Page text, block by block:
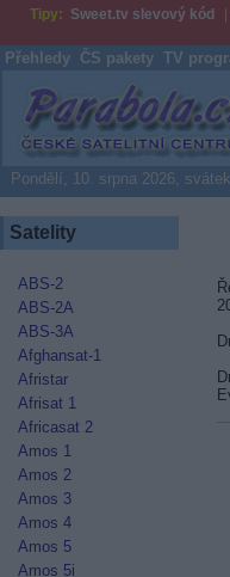
Tipy: Sweet.tv slevový kód
Přehledy ČS pakety TV
Parabola.cz
Pondělí, 10. srpna 2026,
Satelity
ABS-2
ABS-2A
ABS-3A
Afghansat-1
Afristar
Afrisat 1
Africasat 2
Amos 1
Amos 2
Amos 3
Amos 4
Amos 5
Amos 5i